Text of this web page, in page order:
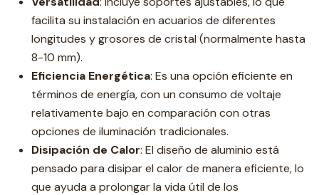
facilita su instalación en acuarios de diferentes
longitudes y grosores de cristal (normalmente hasta
8-10 mm).
Eficiencia Energética: Es una opción eficiente en
términos de energía, con un consumo de voltaje
relativamente bajo en comparación con otras
opciones de iluminación tradicionales.
Disipación de Calor: El diseño de aluminio está
pensado para disipar el calor de manera eficiente, lo
que ayuda a prolongar la vida útil de los